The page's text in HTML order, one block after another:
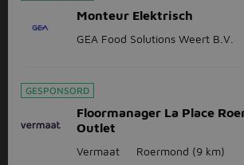
Monteur Elektrisch
GEA Food Solutions Weert B.V.
GESPONSORD
Floormanager La Place
Outlet
Vermaat Roermond (9 km)